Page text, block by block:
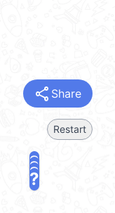
share Share
Restart
?
?
?
?